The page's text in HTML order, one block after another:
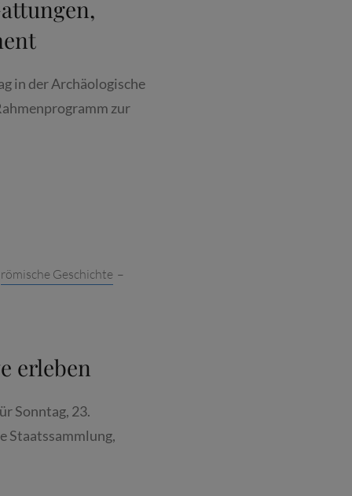
in der Archäologische
zur
römische Geschichte –
erleben
Sonntag, 23.
Staatssammlung,